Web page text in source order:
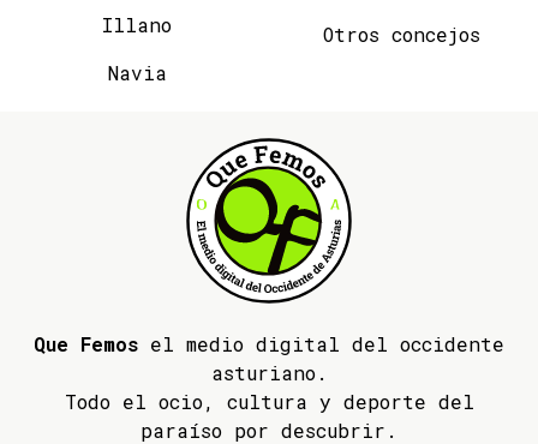
Illano
Navia
Otros concejos
Que Femos el medio digital del occidente
asturiano.
Todo el ocio, cultura y deporte del
paraíso por descubrir.